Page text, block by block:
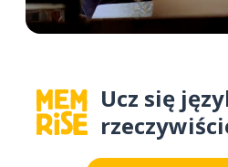
Ucz się